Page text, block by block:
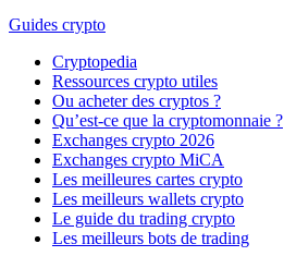
Guides crypto
Cryptopedia
Ressources crypto utiles
Ou acheter des cryptos ?
Qu’est-ce que la cryptomonnaie ?
Exchanges crypto 2026
Exchanges crypto MiCA
Les meilleures cartes crypto
Les meilleurs wallets crypto
Le guide du trading crypto
Les meilleurs bots de trading